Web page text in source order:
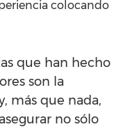
colocando
que han hecho
son la
más que nada,
no sólo